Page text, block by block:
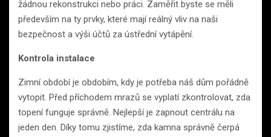
žádnou rekonstrukci nebo práci. Zaměřit byste se měli
především na ty prvky, které mají reálný vliv na naši
bezpečnost a výši účtů za ústřední vytápění.
Kontrola instalace
Zimní období je obdobím, kdy je potřeba náš dům pořádně
vytopit. Před příchodem mrazů se vyplatí zkontrolovat, zda
topení funguje správně. Nejlepší je zapnout centrálu na
jeden den. Díky tomu zjistíme, zda kamna správně čerpá